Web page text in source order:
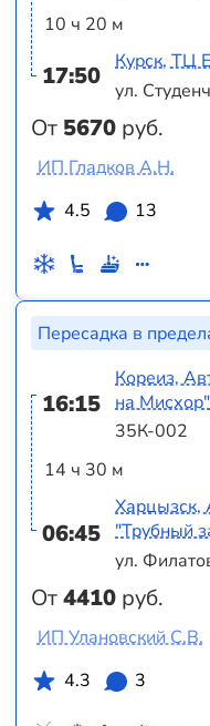
10 ч 20 м
17:50
От 5670 руб.
Курск, ТЦ
ул.
ИП Гладков А.Н.
4.5
13
Пересадка в
16:15
14 ч 30 м
06:45
От4410 руб.
Кореиз,
на Мисхор"
35К-002
Харцызск,
"Трубный
ул.
ИП Улановский С.В.
4.3
3